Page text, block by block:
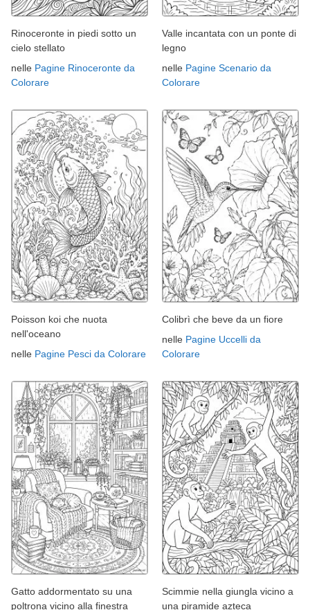
Rinoceronte in piedi sotto un
cielo stellato
nelle Pagine Rinoceronte da
Colorare
Valle incantata con un ponte di
legno
nelle Pagine Scenario da
Colorare
Poisson koi che nuota
nell'oceano
nelle Pagine Pesci da Colorare
Colibrì che beve da un fiore
nelle Pagine Uccelli da
Colorare
Gatto addormentato su una
poltrona vicino alla finestra
Scimmie nella giungla vicino a
una piramide azteca